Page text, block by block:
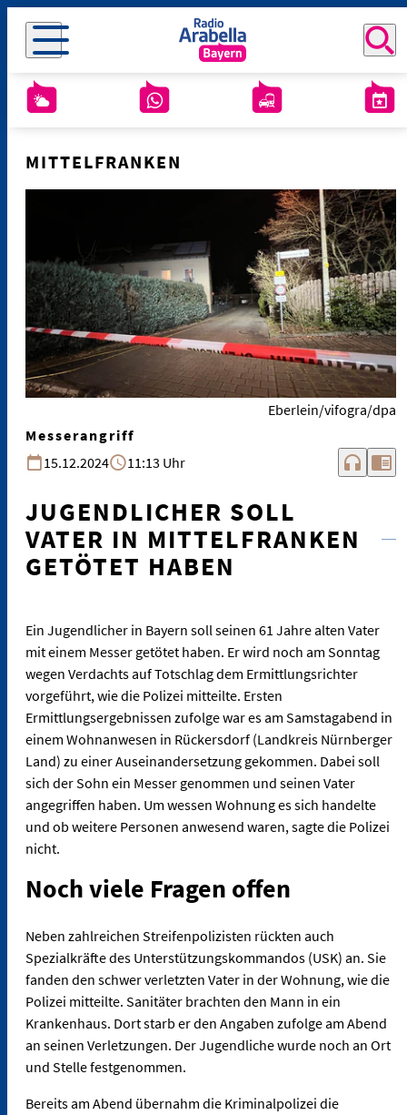
MITTELFRANKEN
Eberlein/vifogra/dpa
Messerangriff
15.12.2024
11:13 Uhr headphones chrome_reader_mode
JUGENDLICHER SOLL
VATER IN MITTELFRANKEN
GETÖTET HABEN
Ein Jugendlicher in Bayern soll seinen 61 Jahre alten Vater
mit einem Messer getötet haben. Er wird noch am Sonntag
wegen Verdachts auf Totschlag dem Ermittlungsrichter
vorgeführt, wie die Polizei mitteilte. Ersten
Ermittlungsergebnissen zufolge war es am Samstagabend in
einem Wohnanwesen in Rückersdorf (Landkreis Nürnberger
Land) zu einer Auseinandersetzung gekommen. Dabei soll
sich der Sohn ein Messer genommen und seinen Vater
angegriffen haben. Um wessen Wohnung es sich handelte
und ob weitere Personen anwesend waren, sagte die Polizei
nicht.
Noch viele Fragen offen
Neben zahlreichen Streifenpolizisten rückten auch
Spezialkräfte des Unterstützungskommandos (USK) an. Sie
fanden den schwer verletzten Vater in der Wohnung, wie die
Polizei mitteilte. Sanitäter brachten den Mann in ein
Krankenhaus. Dort starb er den Angaben zufolge am Abend
an seinen Verletzungen. Der Jugendliche wurde noch an Ort
und Stelle festgenommen.
Bereits am Abend übernahm die Kriminalpolizei die